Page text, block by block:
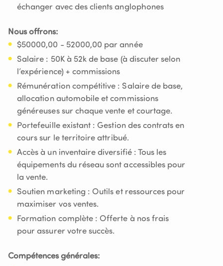
échanger avec des clients anglophones
Nous offrons:
$50000,00 - 52000,00 par année
Salaire : 50K à 52k de base (à discuter selon
l’expérience) + commissions
Rémunération compétitive : Salaire de base,
allocation automobile et commissions
généreuses sur chaque vente et courtage.
Portefeuille existant : Gestion des contrats en
cours sur le territoire attribué.
Accès à un inventaire diversifié : Tous les
équipements du réseau sont accessibles pour
la vente.
Soutien marketing : Outils et ressources pour
maximiser vos ventes.
Formation complète : Offerte à nos frais
pour assurer votre succès.
Compétences générales: